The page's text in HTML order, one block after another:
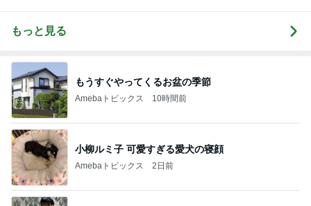
もっと見る
もうすぐやってくるお盆の季節
Amebaトピックス 10時間前
小柳ルミ子 可愛すぎる愛犬の寝顔
Amebaトピックス 2日前